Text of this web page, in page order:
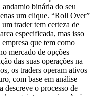
binária do seu
um clique. “Roll Over”
trader tem certeza de
especificada, mas isso
que tem como
mercado de opções
das suas operações na
os traders operam ativos
com base em análise
descreve o processo de